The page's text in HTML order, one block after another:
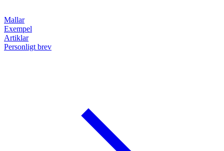
Mallar
Exempel
Artiklar
Personligt brev